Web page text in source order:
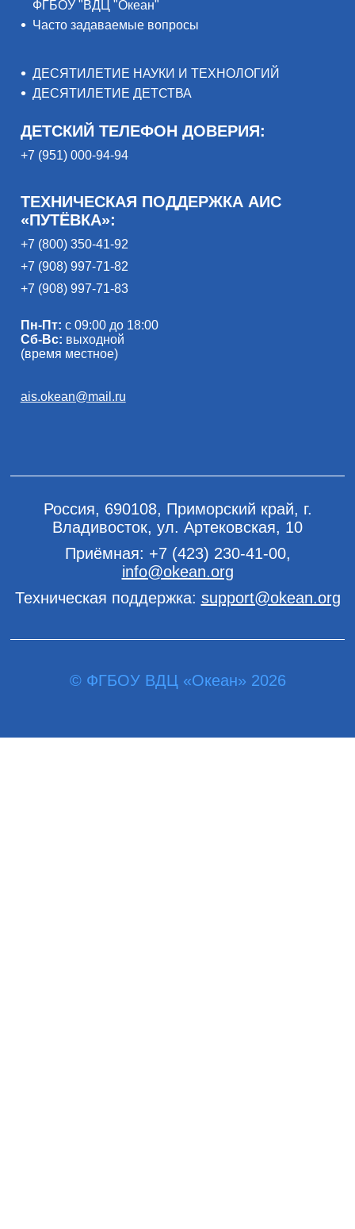
ФГБОУ "ВДЦ "Океан"
Часто задаваемые вопросы
ДЕСЯТИЛЕТИЕ НАУКИ И ТЕХНОЛОГИЙ
ДЕСЯТИЛЕТИЕ ДЕТСТВА
ДЕТСКИЙ ТЕЛЕФОН ДОВЕРИЯ:
+7 (951) 000-94-94
ТЕХНИЧЕСКАЯ ПОДДЕРЖКА АИС
«ПУТЁВКА»:
+7 (800) 350-41-92
+7 (908) 997-71-82
+7 (908) 997-71-83
Пн-Пт: с 09:00 до 18:00
Сб-Вс: выходной
(время местное)
ais.okean@mail.ru
Россия, 690108, Приморский край, г.
Владивосток, ул. Артековская, 10
Приёмная: +7 (423) 230-41-00,
info@okean.org
Техническая поддержка: support@okean.org
© ФГБОУ ВДЦ «Океан» 2026